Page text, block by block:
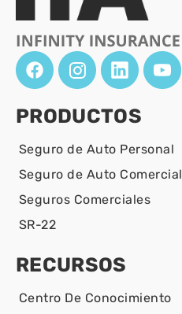
PRODUCTOS
Seguro de Auto Personal
Seguro de Auto Comercial
Seguros Comerciales
SR-22
RECURSOS
Centro De Conocimiento